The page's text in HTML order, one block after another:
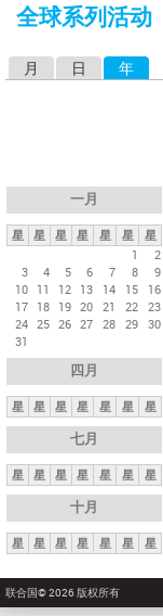
这
全球系列活动
月 日 年
一月
星 星 星 星 星 星
星
1
2
3
4 5 6 7 8
9
10 11 12 13 14 15
16
17 18 19 20 21 22 23
24 25 26 27 28 29 30
31
四月
星 星 星 星 星 星 星
七月
星 星 星 星 星 星 星
十月
星 星 星 星 星 星 星
联合国© 2026 版权所有